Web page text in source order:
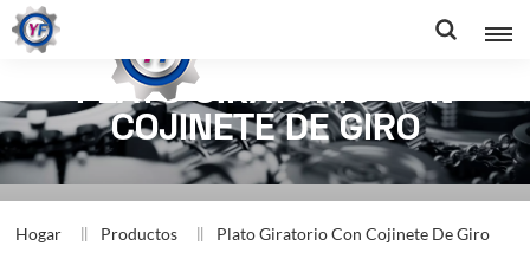
PLATO GIRATORIO CON
COJINETE DE GIRO
Hogar Productos Plato Giratorio Con Cojinete De Giro